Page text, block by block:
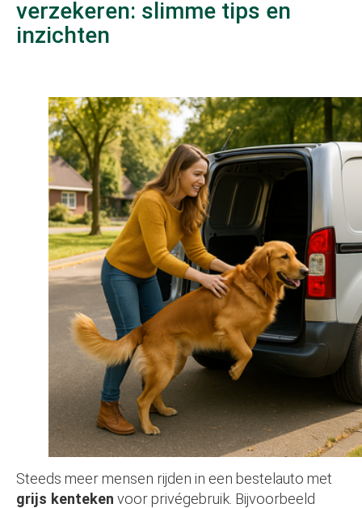
verzekeren: slimme tips en
inzichten
Steeds meer mensen rijden in een bestelauto met
grijs kenteken voor privégebruik. Bijvoorbeeld